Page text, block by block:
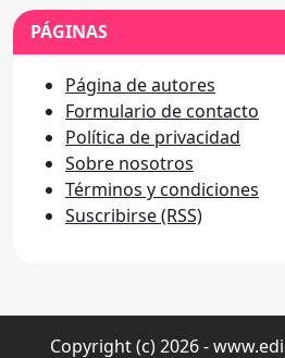
PÁGINAS
Página de autores
Formulario de contacto
Política de privacidad
Sobre nosotros
Términos y condiciones
Suscribirse (RSS)
Copyright (c) 2026 -